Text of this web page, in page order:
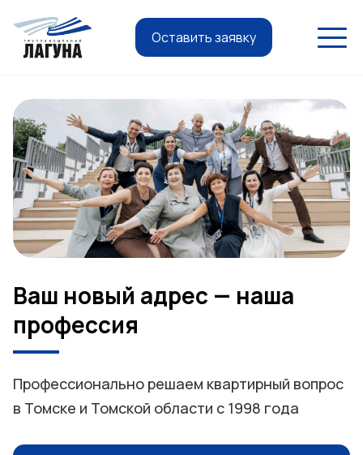
Оставить заявку
Ваш новый адрес — наша
профессия
Профессионально решаем квартирный вопрос
в Томске и Томской области с 1998 года